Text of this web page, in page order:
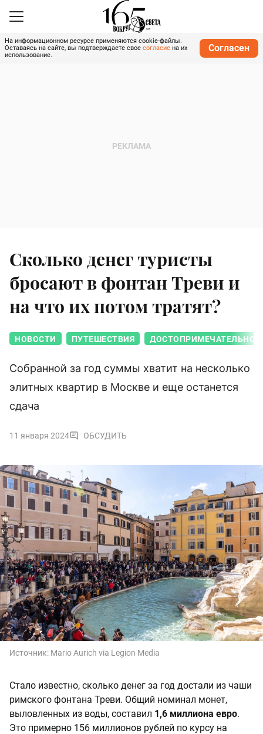
На информационном ресурсе применяются cookie-файлы.
Оставаясь на сайте, вы подтверждаете свое согласие на их
использование.
Согласен
Сколько денег туристы
бросают в фонтан Треви и
на что их потом тратят?
НОВОСТИ ПУТЕШЕСТВИЯ
Собранной за год суммы хватит на несколько
элитных квартир в Москве и еще останется
сдача
11 января 2024 ОБСУДИТЬ
Источник: Mario Aurich via Legion Media
Стало известно, сколько денег за год достали из чаши
римского фонтана Треви. Общий номинал монет,
выловленных из воды, составил 1,6 миллиона евро.
Это примерно 156 миллионов рублей по курсу на